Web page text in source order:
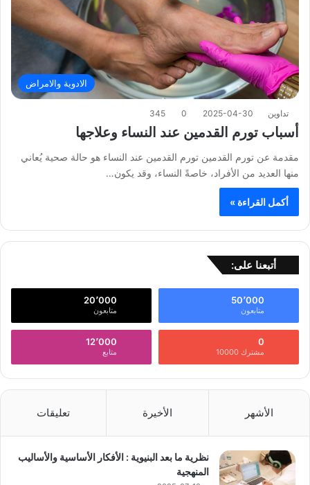
الادوية والامراض
تداوين 2025-04-30
0
345
أسباب تورم القدمين عند النساء وعلاجها
مقدمة عن تورم القدمين تورم القدمين عند النساء هو حالة صحية يُعاني
منها العديد من الأفراد، خاصةً النساء، وقد يكون…
أكمل القراءة »
أتبعنا على:
50٬000
متابعون
20٬000
متابعون
0
مشترك 10000
12٬000
متابع
الأشهر الأخيرة تعليقات
نظرية ما بعد البنيوية : الأفكار الأساسية والأساليب
المنهجية